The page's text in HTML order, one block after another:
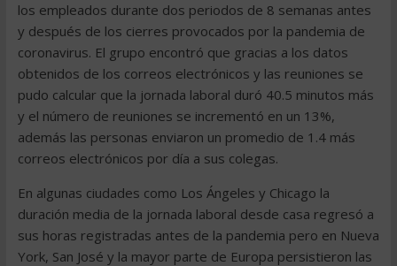
los empleados durante dos periodos de 8 semanas antes
y después de los cierres provocados por la pandemia de
coronavirus. El grupo encontró que gracias a los datos
obtenidos de los correos electrónicos y las reuniones se
pudo calcular que la jornada laboral duró 40.5 minutos más
y el número de reuniones se incrementó en un 13%,
además las personas enviaron un promedio de 1.4 más
correos electrónicos por día a sus colegas.
En algunas ciudades como Los Ángeles y Chicago la
duración media de la jornada laboral desde casa regresó a
sus horas registradas antes de la pandemia pero en Nueva
York, San José y la mayor parte de Europa persistieron las